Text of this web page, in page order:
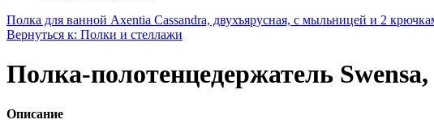
Полка для ванной Axentia Cassandra, двухъярусная, с мыльницей и 2
Вернуться к: Полки и стеллажи
Полка-полотенцедержатель
Описание